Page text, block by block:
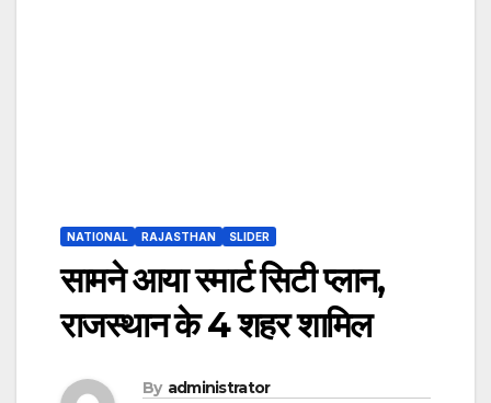
NATIONAL RAJASTHAN SLIDER
सामने आया स्मार्ट सिटी प्लान,
राजस्थान के 4 शहर शामिल
By administrator